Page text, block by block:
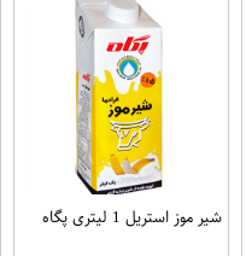
شیر موز استریل 1 لیتری پگاه